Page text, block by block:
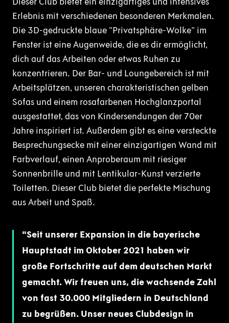
Erlebnis mit verschiedenen besonderen Merkmalen.
Die 3D-gedruckte blaue "Privatsphäre-Wolke" im
Fenster ist eine Augenweide, die es dir ermöglicht,
dich auf das Arbeiten oder etwas Ruhen zu
konzentrieren. Der Bar- und Loungebereich ist mit
Arbeitsplätzen, unseren charakteristischen gelben
Sofas und einem rosafarbenen Hochglanzportal
ausgestattet, das von Kindersendungen der 70er
Jahre inspiriert ist. Außerdem gibt es eine versteckte
Besprechungsecke mit einer einzigartigen Wand mit
Farbverlauf, einen Anproberaum mit riesiger
Sonnenbrille und mit Lentikular-Kunst verzierte
Toiletten. Dieser Club bietet die perfekte Mischung
aus Arbeit und Spaß.
Seit unserer Expansion in die bayerische
Hauptstadt im Oktober 2021 haben wir
große Fortschritte auf dem deutschen Markt
gemacht. Wir freuen uns, die wachsende Zahl
von fast 30.000 Mitgliedern in Deutschland
zu begrüßen. Unser neues Clubdesign in